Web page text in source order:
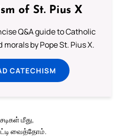
of St. Pius X
Q&A guide to Catholic
by Pope St. Pius X.
CATECHISM
மீது,
வைத்தோம்.